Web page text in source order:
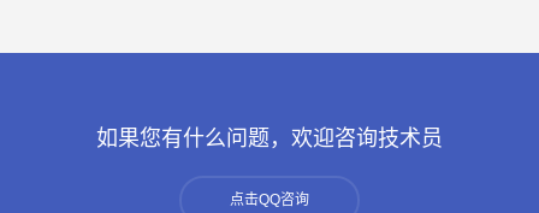
如果您有什么问题，欢迎咨询技术员
点击QQ咨询